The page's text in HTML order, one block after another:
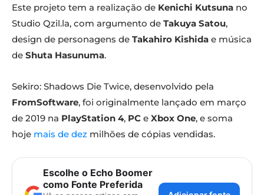
Este projeto tem a realização de Kenichi Kutsuna no
Studio Qzil.la, com argumento de Takuya Satou,
design de personagens de Takahiro Kishida e música
de Shuta Hasunuma.
Sekiro: Shadows Die Twice, desenvolvido pela
FromSoftware, foi originalmente lançado em março
de 2019 na PlayStation 4, PC e Xbox One, e soma
hoje mais de dez milhões de cópias vendidas.
Escolhe o Echo Boomer
como Fonte Preferida